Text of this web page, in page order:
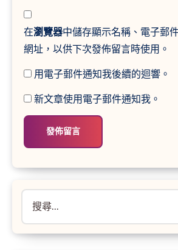
在瀏覽器中儲存顯示名稱、電子郵
網址，以供下次發佈留言時使用。
用電子郵件通知我後續的迴響。
新文章使用電子郵件通知我。
關